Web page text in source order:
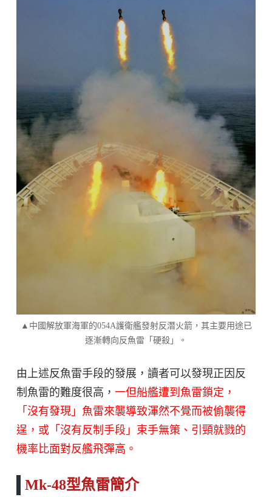
▲中國解放軍海軍的054A護衛艦發射反潛火箭，其主要用途已
逐漸轉向反魚雷「硬殺」。
由上述反魚雷手段的發展，讀者可以發現正因反
制魚雷的難度很高， 一但船艦遭到魚雷鎖定，
「沒有發現」魚雷來襲導致渾然不覺而被偷襲得
逞，或「沒有反制手段」束手無策、引頸就戮的
機率比面對反艦飛彈高。
Mk-48型魚雷簡介